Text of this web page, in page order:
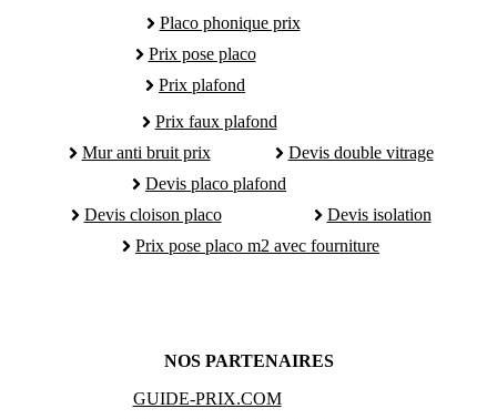
Placo phonique prix
Prix pose placo
Prix plafond
Prix faux plafond
Mur anti bruit prix
Devis double vitrage
Devis placo plafond
Devis cloison placo
Devis isolation
Prix pose placo m2 avec fourniture
NOS PARTENAIRES
GUIDE-PRIX.COM